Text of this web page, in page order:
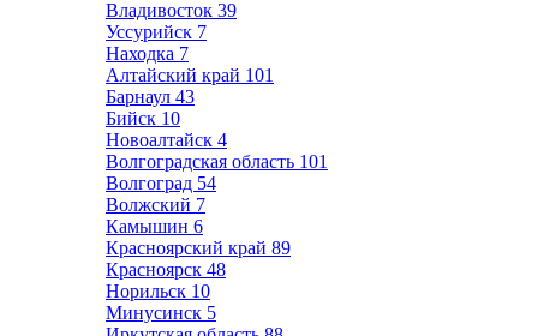
Владивосток 39
Уссурийск 7
Находка 7
Алтайский край 101
Барнаул 43
Бийск 10
Новоалтайск 4
Волгоградская область 101
Волгоград 54
Волжский 7
Камышин 6
Красноярский край 89
Красноярск 48
Норильск 10
Минусинск 5